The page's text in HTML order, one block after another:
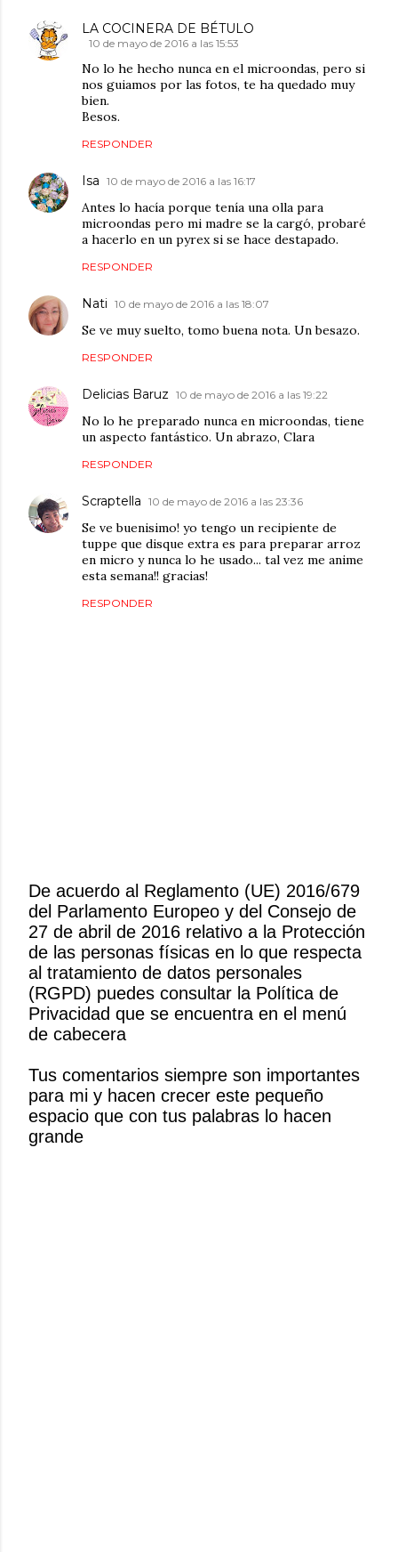
LA COCINERA DE BÉTULO
10 de mayo de 2016 a las 15:53
No lo he hecho nunca en el microondas, pero si
nos guiamos por las fotos, te ha quedado muy
bien.
Besos.
RESPONDER
Isa 10 de mayo de 2016 a las 16:17
Antes lo hacía porque tenía una olla para
microondas pero mi madre se la cargó, probaré
a hacerlo en un pyrex si se hace destapado.
RESPONDER
Nati 10 de mayo de 2016 a las 18:07
Se ve muy suelto, tomo buena nota. Un besazo.
RESPONDER
Delicias Baruz 10 de mayo de 2016 a las 19:22
No lo he preparado nunca en microondas, tiene
un aspecto fantástico. Un abrazo, Clara
RESPONDER
Scraptella 10 de mayo de 2016 a las 23:36
Se ve buenisimo! yo tengo un recipiente de
tuppe que disque extra es para preparar arroz
en micro y nunca lo he usado... tal vez me anime
esta semana!! gracias!
RESPONDER
P
u
b
l
i
c
a
u
n
c
o
De acuerdo al Reglamento (UE) 2016/679
del Parlamento Europeo y del Consejo de
27 de abril de 2016 relativo a la Protección
de las personas físicas en lo que respecta
al tratamiento de datos personales
(RGPD) puedes consultar la Política de
Privacidad que se encuentra en el menú
de cabecera
Tus comentarios siempre son importantes
para mi y hacen crecer este pequeño
espacio que con tus palabras lo hacen
grande